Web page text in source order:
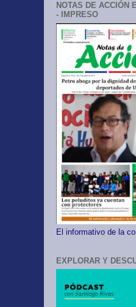
NOTAS DE ACCIÓN
- IMPRESO
El informativo de la
EXPLORAR Y